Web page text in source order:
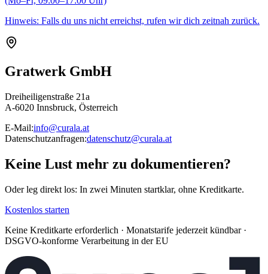
Hinweis: Falls du uns nicht erreichst, rufen wir dich zeitnah zurück.
Gratwerk GmbH
Dreiheiligenstraße 21a
A-6020 Innsbruck, Österreich
E-Mail:info@curala.at
Datenschutzanfragen:datenschutz@curala.at
Keine Lust mehr zu dokumentieren?
Oder leg direkt los: In zwei Minuten startklar, ohne Kreditkarte.
Kostenlos starten
Keine Kreditkarte erforderlich · Monatstarife jederzeit kündbar ·
DSGVO-konforme Verarbeitung in der EU